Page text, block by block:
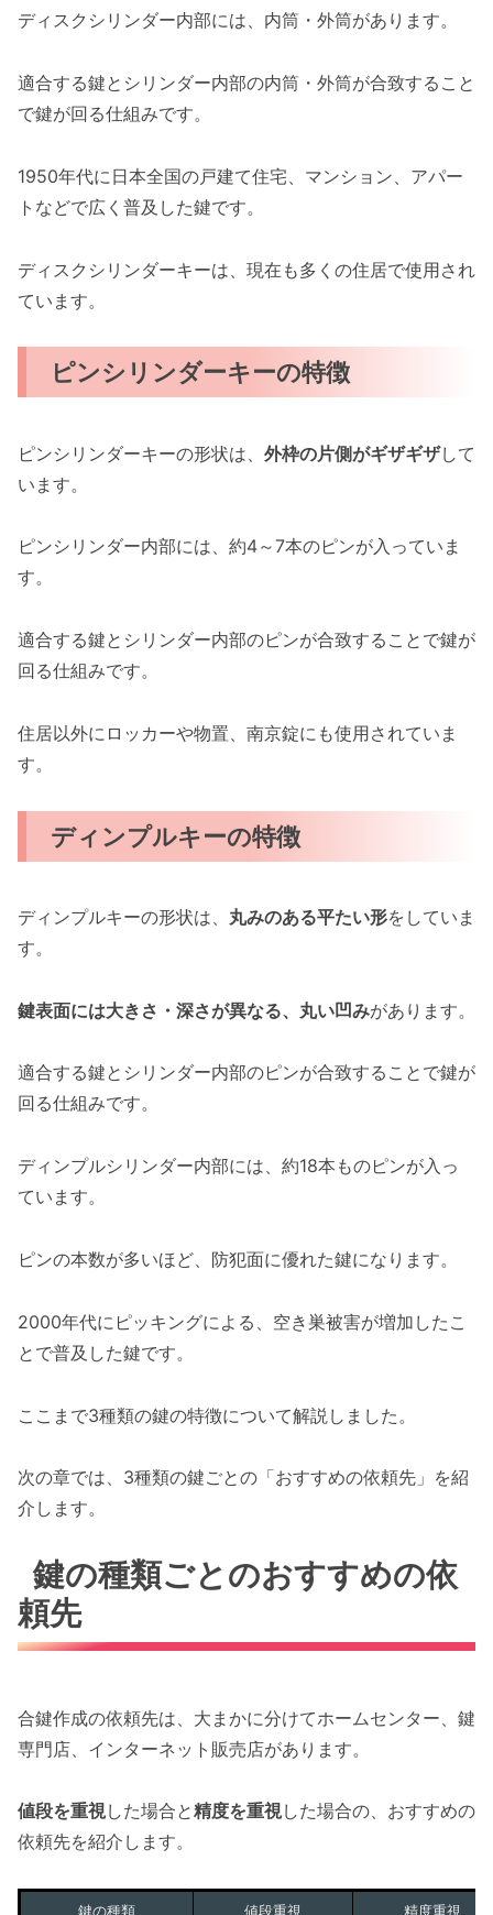
ディスクシリンダー内部には、内筒・外筒があります。
適合する鍵とシリンダー内部の内筒・外筒が合致すること
で鍵が回る仕組みです。
1950年代に日本全国の戸建て住宅、マンション、アパー
トなどで広く普及した鍵です。
ディスクシリンダーキーは、現在も多くの住居で使用され
ています。
ピンシリンダーキーの特徴
ピンシリンダーキーの形状は、 外枠の片側がギザギザして
います。
ピンシリンダー内部には、約4～7本のピンが入っていま
す。
適合する鍵とシリンダー内部のピンが合致することで鍵が
回る仕組みです。
住居以外にロッカーや物置、南京錠にも使用されていま
す。
ディンプルキーの特徴
ディンプルキーの形状は、 丸みのある平たい形をしていま
す。
鍵表面には大きさ・深さが異なる、丸い凹みがあります。
適合する鍵とシリンダー内部のピンが合致することで鍵が
回る仕組みです。
ディンプルシリンダー内部には、約18本ものピンが入っ
ています。
ピンの本数が多いほど、防犯面に優れた鍵になります。
2000年代にピッキングによる、空き巣被害が増加したこ
とで普及した鍵です。
ここまで3種類の鍵の特徴について解説しました。
次の章では、3種類の鍵ごとの「おすすめの依頼先」を紹
介します。
鍵の種類ごとのおすすめの依
頼先
合鍵作成の依頼先は、大まかに分けてホームセンター、鍵
専門店、インターネット販売店があります。
値段を重視した場合と精度を重視した場合の、おすすめの
依頼先を紹介します。
鍵の種類 値段重視 精度重視